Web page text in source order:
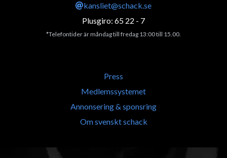
kansliet@schack.se
Plusgiro: 65 22 - 7
*Telefontider är måndag till fredag 13:00 till 15.00.
Press
Medlemssystemet
Annonsering & sponsring
Om svenskt schack